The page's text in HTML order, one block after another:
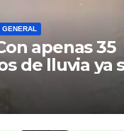
GENERAL
apenas 35
de lluvia ya
problemas